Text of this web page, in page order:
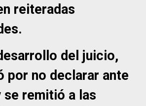
reiteradas
del juicio,
por no declarar ante
se remitió a las